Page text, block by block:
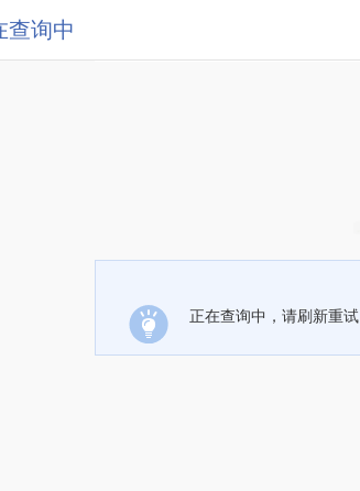
查询中
正在查询中，请刷新重试